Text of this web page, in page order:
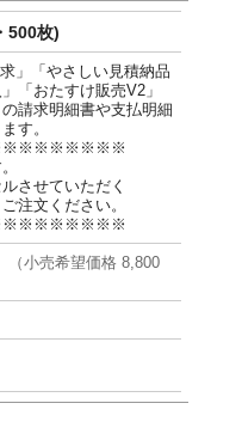
500枚)
」「やさしい見積納品
「おたすけ販売V2」
請求明細書や支払明細
す。
させていただく
注文ください。
（小売希望価格 8,800